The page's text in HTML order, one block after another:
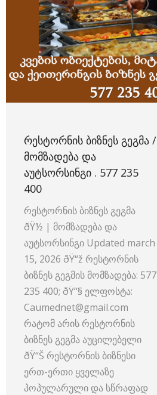
ᲠᲔᲡᲢᲝᲠᲜᲘᲡ ᲑᲘᲖᲜᲔᲡ ᲒᲔᲒᲛᲐ /
ᲛᲝᲛᲖᲐᲓᲔᲑᲐ ᲓᲐ
ᲐᲣᲢᲡᲝᲠᲡᲘᲜᲒᲘ . 577 235
400
რესტორნის ბიზნეს გეგმა
ðŸ½️ | მომზადება და
აუტსორსინგი Updated march
15, 2026 ðŸ“ž რესტორნის
ბიზნეს გეგმის მომზადება: 577
235 400; ðŸ“§ ელფოსტა:
Caumednet@gmail.com
რატომ არის რესტორნის
ბიზნეს გეგმა აუცილებელი
ðŸ“Š რესტორნის ბიზნესი
ერთ-ერთი ყველაზე
პოპულარული და სწრაფად